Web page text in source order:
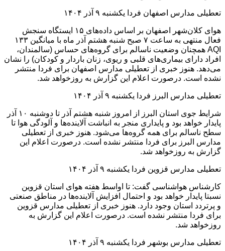
تعطیلی مدارس اصفهان فردا یکشنبه ۹ آذر ۱۴۰۴
هوای کلان‌شهر اصفهان بر اساس داده‌های ۱۵ ایستگاه سنجش
فعال منتهی به ساعت ۷ صبح شنبه هشتم آذر ماه با میانگین ۱۳۳
AQI همچنان وضعیت ناسالم برای گروه‌های حساس (سالمندان،
افراد دارای بیماری‌های قلبی و ریوی، زنان باردار و کودکان) را نشان
می‌دهد. هنوز خبری از تعطیلی مدارس اصفهان برای فردا منتشر
نشده است. درصورت اعلام این گزارش به روزخواهد شد.
تعطیلی مدارس البرز فردا یکشنبه ۹ آذر ۱۴۰۴
شرایط جوی استان البرز از امروز شنبه هشتم آذر تا دوشنبه ۱۰ آذر
پایدار خواهد بود و پایداری منجر به انباشت آلاینده‌ها و آلودگی هوا تا
سطح ناسالم برای همه گروه‌ها می‌شود. هنوز خبری از تعطیلی
مدارس البرز برای فردا منتشر نشده است. درصورت اعلام این
گزارش به روزخواهد شد.
تعطیلی مدارس قزوین فردا یکشنبه ۹ آذر ۱۴۰۴
کارشناس هواشناسی گفت: تا اواسط هفته هوای استان قزوین
نسبتا پایدار خواهد بود و احتمال افزایش آلاینده‌ها در مناطق صنعتی
و پرتردد استان وجود دارد. هنوز خبری از تعطیلی مدارس قزوین
برای فردا منتشر نشده است. درصورت اعلام این گزارش به
روزخواهد شد.
تعطیلی مدارس بوشهر فردا یکشنبه ۹ آذر ۱۴۰۴